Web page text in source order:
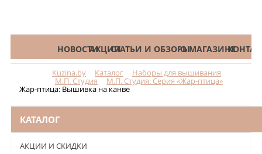
КАТАЛОГНОВОСТИАКЦИИСТАТЬИ И ОБЗОРЫО МАГАЗИНЕ
Kuzina.by Каталог Наборы для вышивания
М.П. Студия М.П. Студия: Серия «Жар-птица»
Жар-птица: Вышивка на канве
КАТАЛОГ
АКЦИИ И СКИДКИ